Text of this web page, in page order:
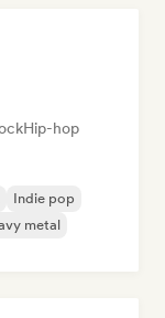
Hip-hop
Indie pop
metal